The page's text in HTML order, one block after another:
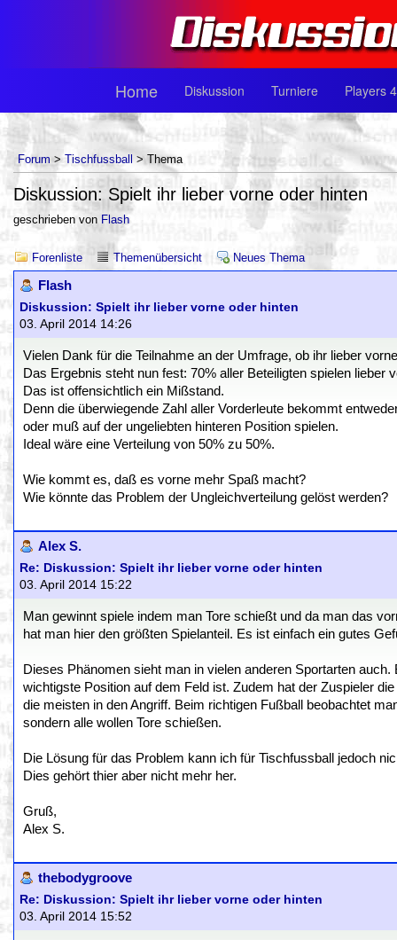
Home Diskussion Turniere Players
Forum > Tischfussball > Thema
Diskussion: Spielt ihr lieber vorne oder hinten
geschrieben von Flash
Forenliste Themenübersicht Neues Thema
Flash
Diskussion: Spielt ihr lieber vorne oder hinten
03. April 2014 14:26
Vielen Dank für die Teilnahme an der Umfrage, ob ihr lieber
Das Ergebnis steht nun fest: 70% aller Beteiligten spielen lieber
Das ist offensichtlich ein Mißstand.
Denn die überwiegende Zahl aller Vorderleute bekommt
oder muß auf der ungeliebten hinteren Position spielen.
Ideal wäre eine Verteilung von 50% zu 50%.
Wie kommt es, daß es vorne mehr Spaß macht?
Wie könnte das Problem der Ungleichverteilung gelöst werden?
Alex S.
Re: Diskussion: Spielt ihr lieber vorne oder hinten
03. April 2014 15:22
Man gewinnt spiele indem man Tore schießt und da man das
hat man hier den größten Spielanteil. Es ist einfach ein gutes
Dieses Phänomen sieht man in vielen anderen Sportarten
wichtigste Position auf dem Feld ist. Zudem hat der Zuspieler
die meisten in den Angriff. Beim richtigen Fußball beobachtet
sondern alle wollen Tore schießen.
Die Lösung für das Problem kann ich für Tischfussball jedoch
Dies gehört thier aber nicht mehr her.
Gruß,
Alex S.
thebodygroove
Re: Diskussion: Spielt ihr lieber vorne oder hinten
03. April 2014 15:52